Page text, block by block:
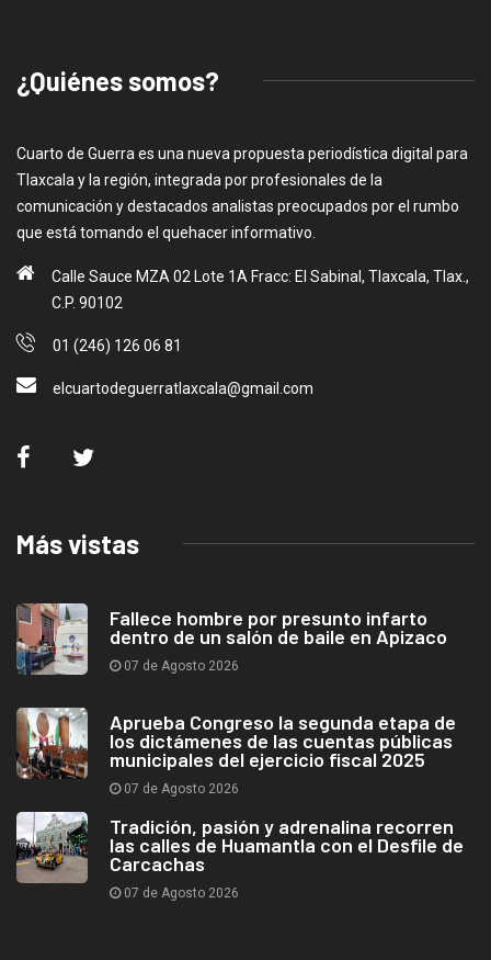
¿Quiénes somos?
Cuarto de Guerra es una nueva propuesta periodística digital para
Tlaxcala y la región, integrada por profesionales de la
comunicación y destacados analistas preocupados por el rumbo
que está tomando el quehacer informativo.
Calle Sauce MZA 02 Lote 1A Fracc: El Sabinal, Tlaxcala, Tlax.,
C.P. 90102
01 (246) 126 06 81
elcuartodeguerratlaxcala@gmail.com
Más vistas
Fallece hombre por presunto infarto
dentro de un salón de baile en Apizaco
07 de Agosto 2026
Aprueba Congreso la segunda etapa de
los dictámenes de las cuentas públicas
municipales del ejercicio fiscal 2025
07 de Agosto 2026
Tradición, pasión y adrenalina recorren
las calles de Huamantla con el Desfile de
Carcachas
07 de Agosto 2026